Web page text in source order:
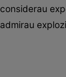
considerau
admirau